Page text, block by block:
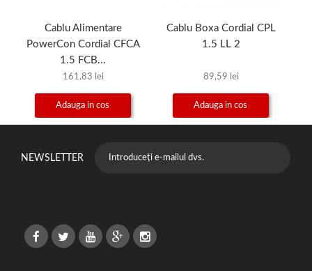
Cablu Alimentare
PowerCon Cordial CFCA
1.5 FCB...
161,83 lei
Adauga in cos
Cablu Boxa Cordial CPL
1.5 LL 2
89,59 lei
Adauga in cos
NEWSLETTER